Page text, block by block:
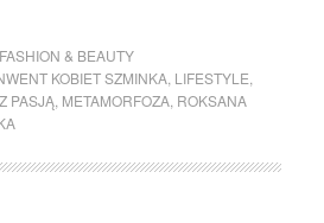
FASHION & BEAUTY
KOBIET SZMINKA, LIFESTYLE,
PASJĄ, METAMORFOZA, ROKSANA